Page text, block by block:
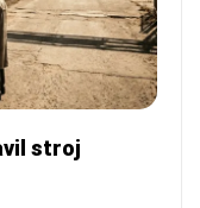
stroj